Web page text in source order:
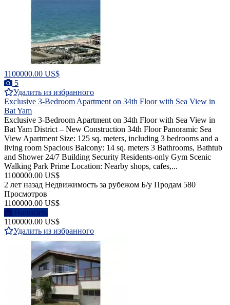
1100000.00 US$
5
Удалить из избранного
Exclusive 3-Bedroom Apartment on 34th Floor with Sea View in
Bat Yam
Exclusive 3-Bedroom Apartment on 34th Floor with Sea View in
Bat Yam District – New Construction 34th Floor Panoramic Sea
View Apartment Size: 125 sq. meters, including 3 bedrooms and a
living room Spacious Balcony: 14 sq. meters 3 Bathrooms, Bathtub
and Shower 24/7 Building Security Residents-only Gym Scenic
Walking Park Prime Location: Nearby shops, cafes,...
1100000.00 US$
2 лет назад Недвижимость за рубежом Б/у Продам 580
Просмотров
1100000.00 US$
Написать
1100000.00 US$
Удалить из избранного